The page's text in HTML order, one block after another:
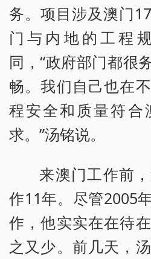
务。项目涉及澳门
门与内地的工程
同，“政府部门都很
畅。我们自己也在
程安全和质量符合
求。”汤铭说。
来澳门工作前
作11年。尽管2005
作，他实实在在待
之又少。前几天，